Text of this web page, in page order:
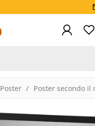
Poster Poster secondo il